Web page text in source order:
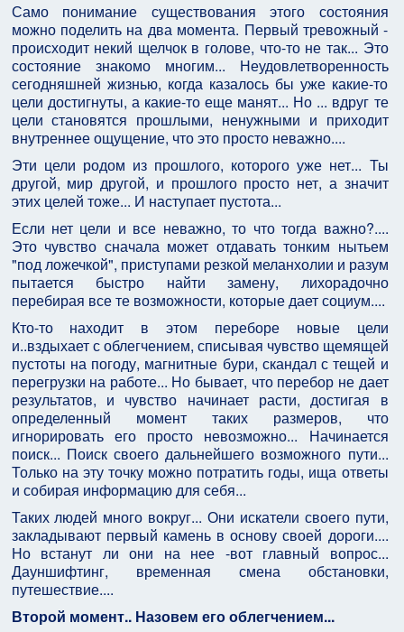
Само понимание существования этого состояния
можно поделить на два момента. Первый тревожный -
происходит некий щелчок в голове, что-то не так... Это
состояние знакомо многим... Неудовлетворенность
сегодняшней жизнью, когда казалось бы уже какие-то
цели достигнуты, а какие-то еще манят... Но ... вдруг те
цели становятся прошлыми, ненужными и приходит
внутреннее ощущение, что это просто неважно....
Эти цели родом из прошлого, которого уже нет... Ты
другой, мир другой, и прошлого просто нет, а значит
этих целей тоже... И наступает пустота...
Если нет цели и все неважно, то что тогда важно?....
Это чувство сначала может отдавать тонким нытьем
"под ложечкой", приступами резкой меланхолии и разум
пытается быстро найти замену, лихорадочно
перебирая все те возможности, которые дает социум....
Кто-то находит в этом переборе новые цели
и..вздыхает с облегчением, списывая чувство щемящей
пустоты на погоду, магнитные бури, скандал с тещей и
перегрузки на работе... Но бывает, что перебор не дает
результатов, и чувство начинает расти, достигая в
определенный момент таких размеров, что
игнорировать его просто невозможно... Начинается
поиск... Поиск своего дальнейшего возможного пути...
Только на эту точку можно потратить годы, ища ответы
и собирая информацию для себя...
Таких людей много вокруг... Они искатели своего пути,
закладывают первый камень в основу своей дороги....
Но встанут ли они на нее -вот главный вопрос...
Дауншифтинг, временная смена обстановки,
путешествие....
Второй момент.. Назовем его облегчением...